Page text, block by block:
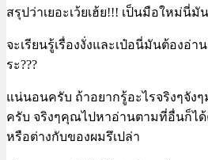
สรุปว่าเยอะเว้ยเฮ้ย!!! เป็นมือใหม่นี่มั
จะเรียนรู้เรื่องงั่งและเป๋อนี่มันต้องอ่า
ระ???
แน่นอนครับ ถ้าอยากรู้อะไรจริงๆจัง
ครับ จริงๆคุณไปหาอ่านตามที่อื่นก็ไ
หรือต่างกับของผมรึเปล่า